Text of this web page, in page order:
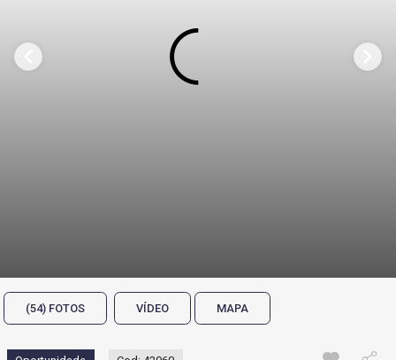
(54) FOTOS VÍDEO MAPA